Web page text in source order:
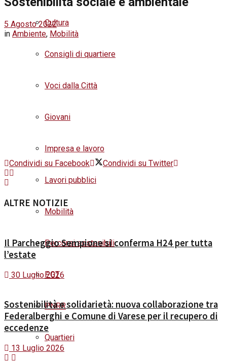
Cultura
Consigli di quartiere
Voci dalla Città
Giovani
Impresa e lavoro
Lavori pubblici
Mobilità
Percorsi sostenibili
PGT
PNRR
Quartieri
5 Agosto 2022
in Ambiente, Mobilità
Condividi su Facebook Condividi su Twitter
ALTRE NOTIZIE
Il Parcheggio Sempione si conferma H24 per tutta
l’estate
30 Luglio 2026
Sostenibilità e solidarietà: nuova collaborazione tra
Federalberghi e Comune di Varese per il recupero di
eccedenze
13 Luglio 2026